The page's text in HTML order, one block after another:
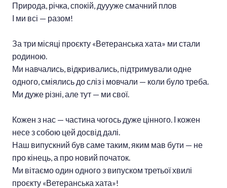
Природа, річка, спокій, дуууже смачний плов
І ми всі — разом!
За три місяці проєкту «Ветеранська хата» ми стали
родиною.
Ми навчались, відкривались, підтримували одне
одного, сміялись до сліз і мовчали — коли було треба.
Ми дуже різні, але тут — ми свої.
Кожен з нас — частина чогось дуже цінного. І кожен
несе з собою цей досвід далі.
Наш випускний був саме таким, яким мав бути — не
про кінець, а про новий початок.
Ми вітаємо один одного з випуском третьої хвилі
проєкту «Ветеранська хата»!